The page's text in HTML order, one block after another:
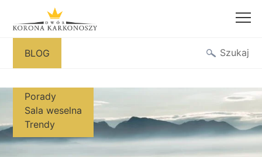
treści
BLOG
Porady
Sala weselna
Trendy